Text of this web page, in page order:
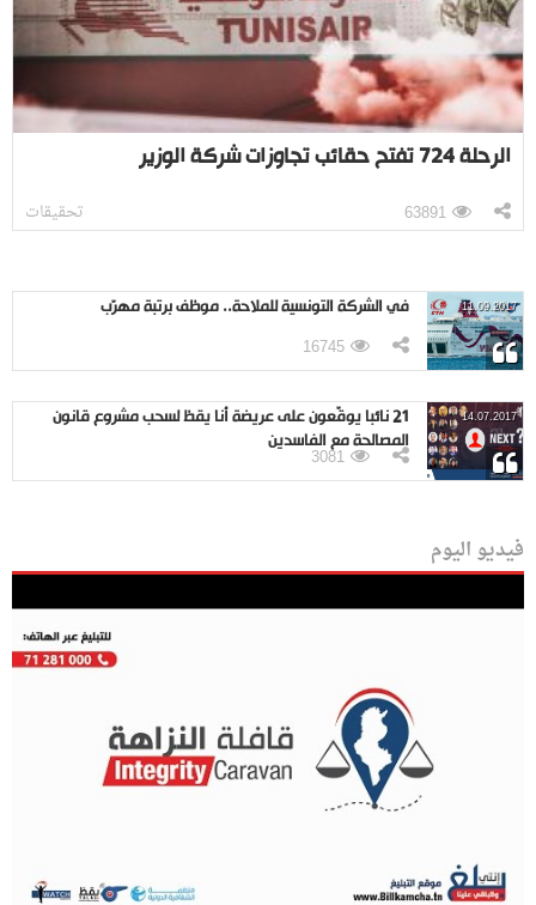
الرحلة 724 تفتح حقائب تجاوزات شركة الوزير
تحقيقات 63891
11.09.2017 في الشركة التونسية للملاحة.. موظف برتبة مهرّب
16745
14.07.2017
21 نائبا يوقّعون على عريضة أنا يقظ لسحب مشروع قانون
المصالحة مع الفاسدين
3081
فيديو اليوم